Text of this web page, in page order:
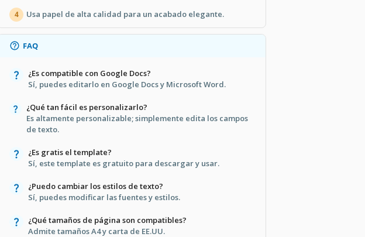
4 Usa papel de alta calidad para un acabado elegante.
FAQ
¿Es compatible con Google Docs?
Sí, puedes editarlo en Google Docs y Microsoft Word.
¿Qué tan fácil es personalizarlo?
Es altamente personalizable; simplemente edita los campos
de texto.
¿Es gratis el template?
Sí, este template es gratuito para descargar y usar.
¿Puedo cambiar los estilos de texto?
Sí, puedes modificar las fuentes y estilos.
¿Qué tamaños de página son compatibles?
Admite tamaños A4 y carta de EE.UU.